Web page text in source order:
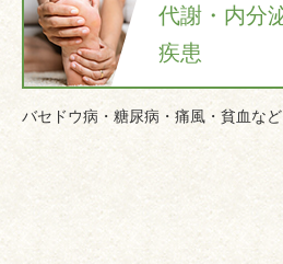
代謝・内分
疾患
バセドウ病・糖尿病・痛風・貧血など